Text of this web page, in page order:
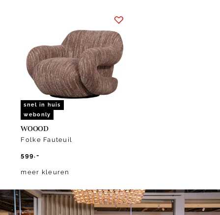
snel in huis
webonly
WOOOD
Folke Fauteuil
599.-
meer kleuren